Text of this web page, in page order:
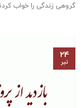
گروهی زندگی را خواب
۲۴
تیر